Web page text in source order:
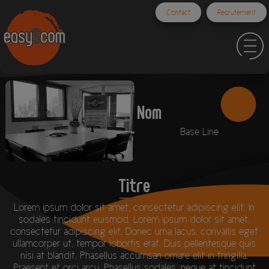
Contact Recrutement
Nom
Base Line
Titre
Lorem ipsum dolor sit amet, consectetur adipiscing elit. In
sodales tincidunt euismod. Lorem ipsum dolor sit amet,
consectetur adipiscing elit. Donec urna lacus, convallis eget
ullamcorper ut, tempor lobortis erat. Duis pellentesque quis
nisi at blandit. Phasellus accumsan ornare elit in fringilla.